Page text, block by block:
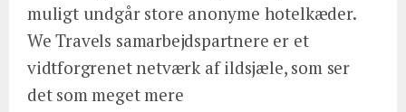
muligt undgår store anonyme hotelkæder.
We Travels samarbejdspartnere er et
vidtforgrenet netværk af ildsjæle, som ser
det som meget mere